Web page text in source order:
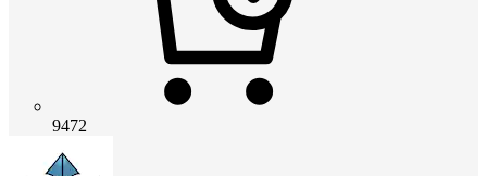
9472